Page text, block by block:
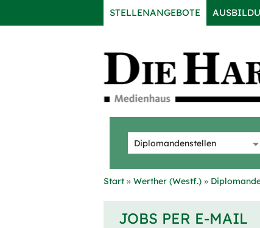
STELLENANGEBOTE
Start Werther (Westf.)
JOBS PER E-MAIL